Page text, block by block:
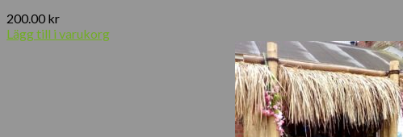
200.00 kr
Lägg till i varukorg